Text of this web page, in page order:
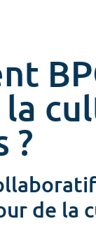
la
?
de la